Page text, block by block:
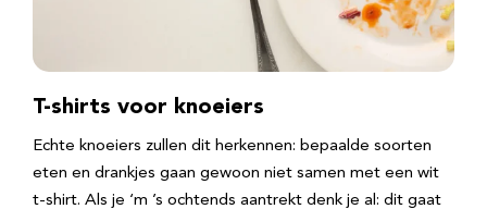
T-shirts voor knoeiers
Echte knoeiers zullen dit herkennen: bepaalde soorten
eten en drankjes gaan gewoon niet samen met een wit
t-shirt. Als je ‘m ’s ochtends aantrekt denk je al: dit gaat